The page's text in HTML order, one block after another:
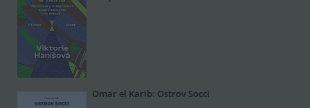
Omar el Karib: Ostrov Socci